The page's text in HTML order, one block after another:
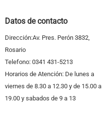
Datos de contacto
Dirección:Av. Pres. Perón 3832,
Rosario
Telefono: 0341 431-5213
Horarios de Atención: De lunes a
viernes de 8.30 a 12.30 y de 15.00 a
19.00 y sabados de 9 a 13